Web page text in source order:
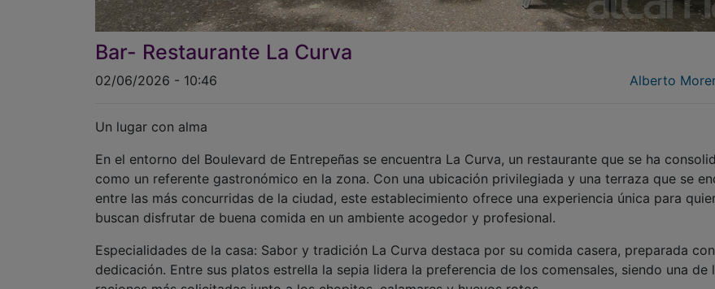
Bar- Restaurante La Curva
02/06/2026 - 10:46 Alberto
Un lugar con alma
En el entorno del Boulevard de Entrepeñas se encuentra La Curva, un restaurante que se ha
como un referente gastronómico en la zona. Con una ubicación privilegiada y una terraza que se
entre las más concurridas de la ciudad, este establecimiento ofrece una experiencia única para
buscan disfrutar de buena comida en un ambiente acogedor y profesional.
Especialidades de la casa: Sabor y tradición La Curva destaca por su comida casera, preparada
dedicación. Entre sus platos estrella la sepia lidera la preferencia de los comensales, siendo una de